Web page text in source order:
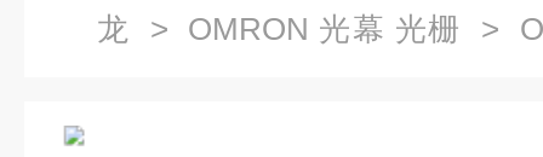
龙 > OMRON 光幕 光栅 >